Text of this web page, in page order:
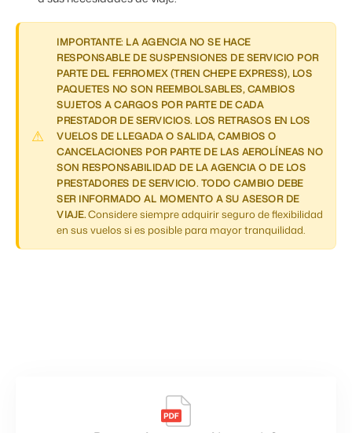
IMPORTANTE: LA AGENCIA NO SE HACE
RESPONSABLE DE SUSPENSIONES DE SERVICIO POR
PARTE DEL FERROMEX (TREN CHEPE EXPRESS), LOS
PAQUETES NO SON REEMBOLSABLES, CAMBIOS
SUJETOS A CARGOS POR PARTE DE CADA
PRESTADOR DE SERVICIOS. LOS RETRASOS EN LOS
VUELOS DE LLEGADA O SALIDA, CAMBIOS O
CANCELACIONES POR PARTE DE LAS AEROLÍNEAS NO
SON RESPONSABILIDAD DE LA AGENCIA O DE LOS
PRESTADORES DE SERVICIO. TODO CAMBIO DEBE
SER INFORMADO AL MOMENTO A SU ASESOR DE
VIAJE.Considere siempre adquirir seguro de flexibilidad
en sus vuelos si es posible para mayor tranquilidad.